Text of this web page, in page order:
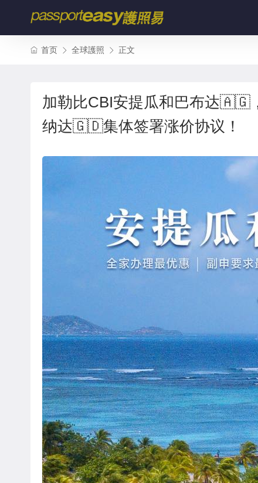
首页 全球護照 正文
加勒比CBI安提瓜和巴布达
纳达🇬🇩集体签署涨价协议！